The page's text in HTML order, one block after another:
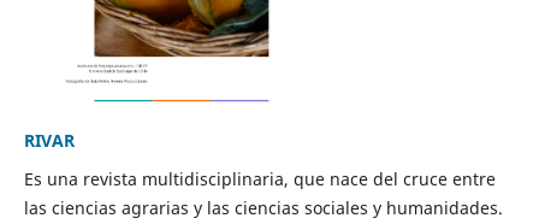
RIVAR
Es una revista multidisciplinaria, que nace del cruce entre
las ciencias agrarias y las ciencias sociales y humanidades.